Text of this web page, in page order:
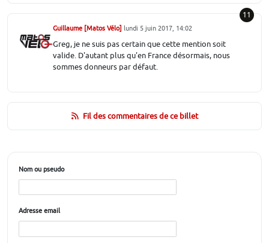
11
Guillaume [Matos Vélo] lundi 5 juin 2017, 14:02
Greg, je ne suis pas certain que cette mention soit
valide. D'autant plus qu'en France désormais, nous
sommes donneurs par défaut.
Fil des commentaires de ce billet
Nom ou pseudo
Adresse email